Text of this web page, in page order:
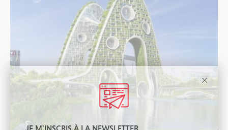
JE M'INSCRIS À LA NEWSLETTER